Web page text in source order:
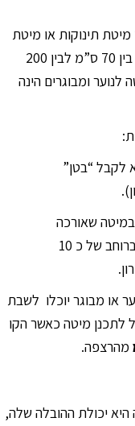
תינוקות או מיטת
מעבר). רוחבי המזרנים אמנם משתנים ונעים בין 70 ס”מ לבין 200
ומבוגרים הינה
לקבל “בטן”
שאורכה
190 ס”מ, נכון לתכנן 11-12 סלאטים ברוחב של כ 10
או מבוגר יוכלו לשבת
לתכנן מיטה כאשר הקו
מהרצפה.
יכולת ההובלה שלה,